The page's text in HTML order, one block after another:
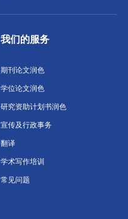
我们的服务
期刊论文润色
学位论文润色
研究资助计划书润色
宣传及行政事务
翻译
学术写作培训
常见问题